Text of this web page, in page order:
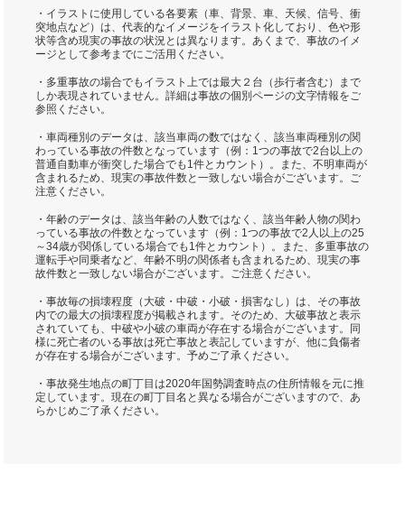
・イラストに使用している各要素（車、背景、車、天候、信号、衝
突地点など）は、代表的なイメージをイラスト化しており、色や形
状等含め現実の事故の状況とは異なります。あくまで、事故のイメ
ージとして参考までにご活用ください。
・多重事故の場合でもイラスト上では最大２台（歩行者含む）まで
しか表現されていません。詳細は事故の個別ページの文字情報をご
参照ください。
・車両種別のデータは、該当車両の数ではなく、該当車両種別の関
わっている事故の件数となっています（例：1つの事故で2台以上の
普通自動車が衝突した場合でも1件とカウント）。また、不明車両が
含まれるため、現実の事故件数と一致しない場合がございます。ご
注意ください。
・年齢のデータは、該当年齢の人数ではなく、該当年齢人物の関わ
っている事故の件数となっています（例：1つの事故で2人以上の25
～34歳が関係している場合でも1件とカウント）。また、多重事故の
運転手や同乗者など、年齢不明の関係者も含まれるため、現実の事
故件数と一致しない場合がございます。ご注意ください。
・事故毎の損壊程度（大破・中破・小破・損害なし）は、その事故
内での最大の損壊程度が掲載されます。そのため、大破事故と表示
されていても、中破や小破の車両が存在する場合がございます。同
様に死亡者のいる事故は死亡事故と表記していますが、他に負傷者
が存在する場合がございます。予めご了承ください。
・事故発生地点の町丁目は2020年国勢調査時点の住所情報を元に推
定しています。現在の町丁目名と異なる場合がございますので、あ
らかじめご了承ください。